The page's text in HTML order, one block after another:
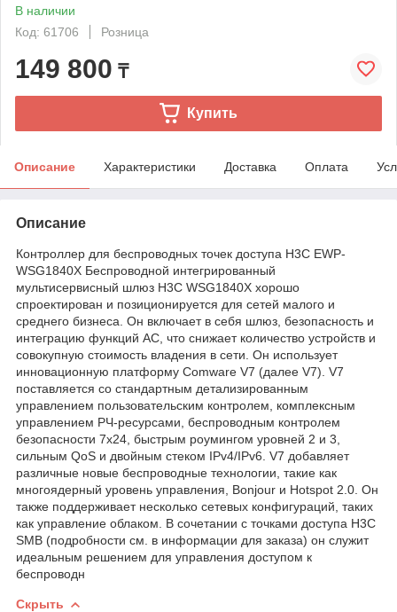
В наличии
Код: 61706
Розница
149 800 ₸
Купить
Описание Характеристики Доставка Оплата
Описание
Контроллер для беспроводных точек доступа H3C EWP-
WSG1840X Беспроводной интегрированный
мультисервисный шлюз H3C WSG1840X хорошо
спроектирован и позиционируется для сетей малого и
среднего бизнеса. Он включает в себя шлюз, безопасность и
интеграцию функций AC, что снижает количество устройств и
совокупную стоимость владения в сети. Он использует
инновационную платформу Comware V7 (далее V7). V7
поставляется со стандартным детализированным
управлением пользовательским контролем, комплексным
управлением РЧ-ресурсами, беспроводным контролем
безопасности 7x24, быстрым роумингом уровней 2 и 3,
сильным QoS и двойным стеком IPv4/IPv6. V7 добавляет
различные новые беспроводные технологии, такие как
многоядерный уровень управления, Bonjour и Hotspot 2.0. Он
также поддерживает несколько сетевых конфигураций, таких
как управление облаком. В сочетании с точками доступа H3C
SMB (подробности см. в информации для заказа) он служит
идеальным решением для управления доступом к
беспроводн
Скрыть